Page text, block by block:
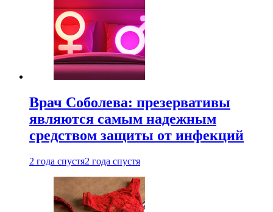
Врач Соболева: презервативы
являются самым надежным
средством защиты от инфекций
2 года спустя2 года спустя